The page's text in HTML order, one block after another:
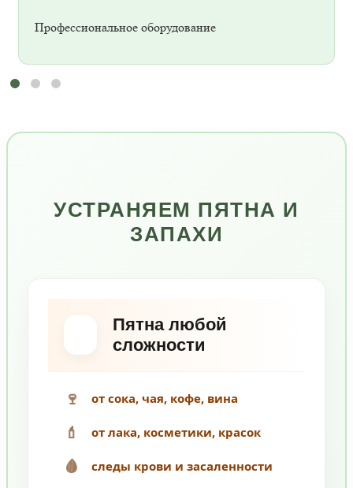
Профессиональное оборудование
УСТРАНЯЕМ ПЯТНА И
ЗАПАХИ
Пятна любой
сложности
🍷 от сока, чая, кофе, вина
💄 от лака, косметики, красок
🩸 следы крови и засаленности